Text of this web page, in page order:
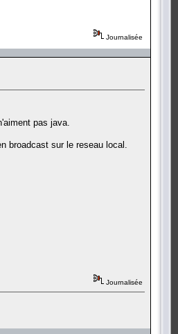
Journalisée
pas java.
broadcast sur le reseau local.
Journalisée